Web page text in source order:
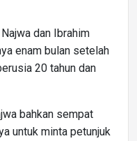
dan Ibrahim
enam bulan setelah
20 tahun dan
bahkan sempat
untuk minta petunjuk